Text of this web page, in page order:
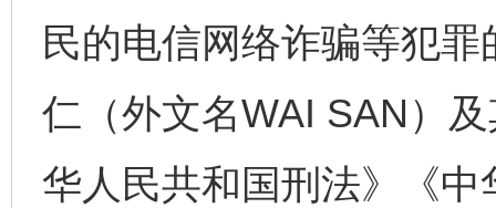
民的电信网络诈骗等犯
仁（外文名WAI SAN）
华人民共和国刑法》《
完善运行机制助力责任有效落实 一纸欠